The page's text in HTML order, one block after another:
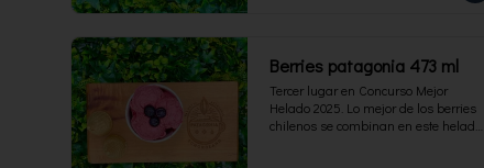
Berries patagonia 473 ml
Tercer lugar en Concurso Mejor
Helado 2025. Lo mejor de los berries
chilenos se combinan en este helado